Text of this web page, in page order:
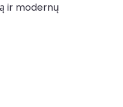
ir modernų